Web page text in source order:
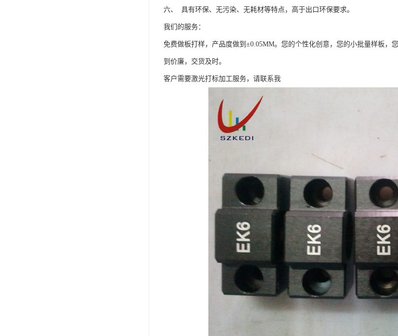
六、 具有环保、无污染、无耗材等特点，高于出口环保要求。
我们的服务：
免费做板打样，产品度做到±0.05MM。您的个性化创意，您的小批量样板
到价廉，交货及时。
客户需要激光打标加工服务，请联系我